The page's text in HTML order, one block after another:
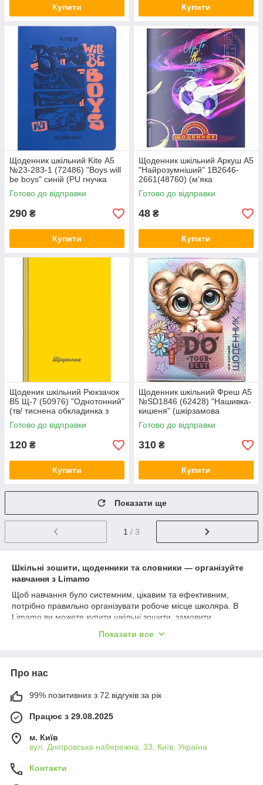
Купити Купити
Щоденник шкільний Kite А5
№23-283-1 (72486) "Boys will
be boys" синій (PU гнучка
обкладинка зі сліпи
Готово до відправки
290 ₴
Купити
Щоденник шкільний Аркуш А5
"Найрозумніший" 1В2646-
2661(48760) (м'яка
обкладинка)
Готово до відправки
48 ₴
Купити
Щоденик шкільний Рюкзачок
В5 Щ-7 (50976) "Однотонний"
(тв/ тиснена обкладинка з
мат/ ламін/) неонови
Готово до відправки
120 ₴
Купити
Щоденник шкільний Фреш А5
№SD1846 (62428) "Нашивка-
кишеня" (шкірзамова
обкладинка з
повнокольорови
Готово до відправки
310 ₴
Купити
Показати ще
1 / 3
Шкільні зошити, щоденники та словники — організуйте
навчання з Limamo
Щоб навчання було системним, цікавим та ефективним,
потрібно правильно організувати робоче місце школяра. В
Limamo ви можете купити шкільні зошити, замовити
для розвитку мовних навичок. Придбати шкільні зошити,
якого віку!
Чому обирають шкільні зошити,
щоденники та словники Limamo?
Батьки купують шкільні зошити та щоденники для організації
навчального процесу вдома та в школі. Школярі замовляють
щоденники, зошити та словники для самостійного навчання,
читання. Вчителі обирають словники та щоденники для
Показати все
Про нас
99% позитивних з 72 відгуків за рік
Працює з 29.08.2025
м. Київ
вул. Дніпровська набережна, 33, Київ, Україна
Контакти